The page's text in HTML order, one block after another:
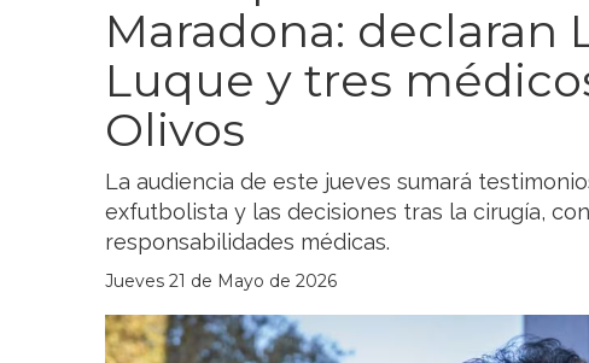
Maradona: declaran
Luque y tres
Olivos
La audiencia de este jueves sumará
exfutbolista y las decisiones tras la cirugía,
responsabilidades médicas.
Jueves 21 de Mayo de 2026